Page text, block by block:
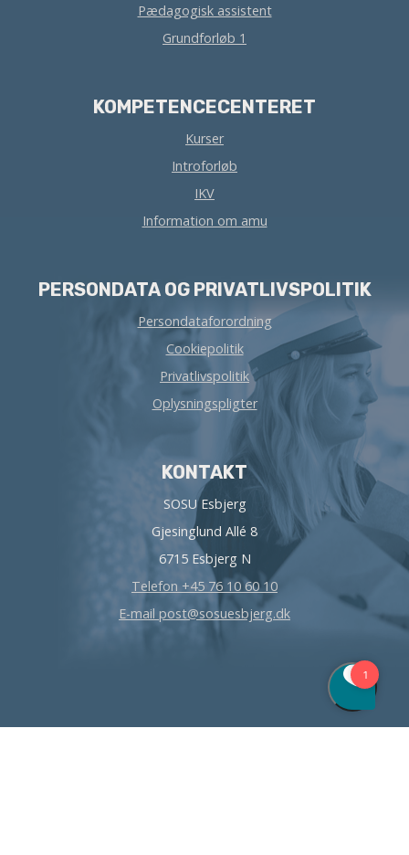
Pædagogisk assistent
Grundforløb 1
KOMPETENCECENTERET
Kurser
Introforløb
IKV
Information om amu
PERSONDATA OG PRIVATLIVSPOLITIK
Persondataforordning
Cookiepolitik
Privatlivspolitik
Oplysningspligter
KONTAKT
SOSU Esbjerg
Gjesinglund Allé 8
6715 Esbjerg N
Telefon +45 76 10 60 10
E-mail post@sosuesbjerg.dk